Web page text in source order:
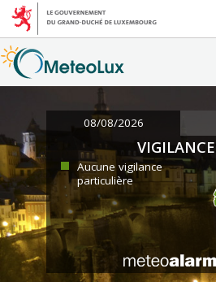
08/08/2026
Aucune vigilance
particulière